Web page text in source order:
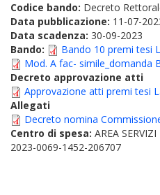
Codice bando: Decreto
Data pubblicazione: 11-07-
Data scadenza: 30-09-2023
Bando:
Bando 10 premi tesi
Mod. A fac- simile_domanda
Decreto approvazione atti
Approvazione atti premi tesi
Allegati
Decreto nomina
Centro di spesa: AREA
2023-0069-1452-206707